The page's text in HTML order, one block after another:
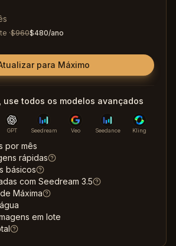
·$960$480/ano
para Máximo
use todos os modelos avançados
GPT Seedream Veo Seedance Kling
por mês
rápidas
básicos
com Seedream 3.5
Máxima
em lote